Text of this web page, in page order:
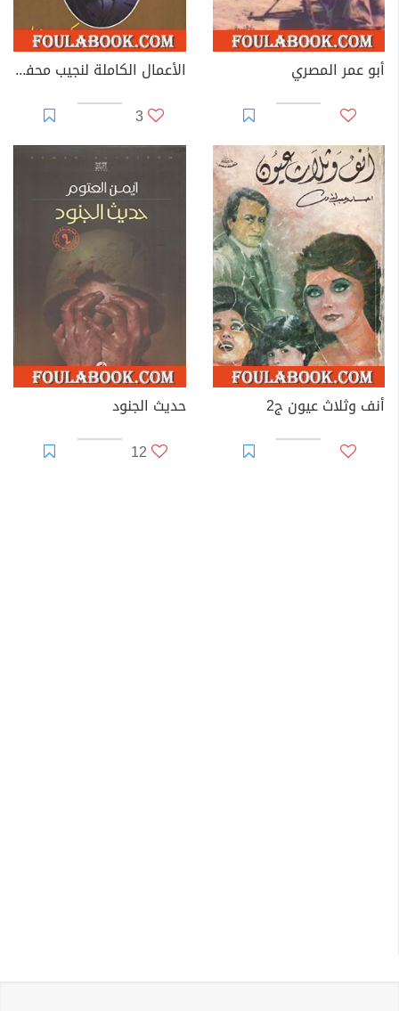
أبو عمر المصري
الأعمال الكاملة لنجيب محفوظ 2
3
أنف وثلاث عيون ج2
حديث الجنود
12